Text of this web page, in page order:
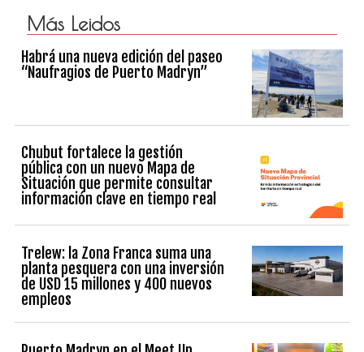
Más Leidos
Habrá una nueva edición del paseo
“Naufragios de Puerto Madryn”
Chubut fortalece la gestión
pública con un nuevo Mapa de
Situación que permite consultar
información clave en tiempo real
Trelew: la Zona Franca suma una
planta pesquera con una inversión
de USD 15 millones y 400 nuevos
empleos